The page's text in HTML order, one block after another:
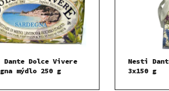
Dante Dolce Vivere
mýdlo 250 g
Nesti
3x150 g